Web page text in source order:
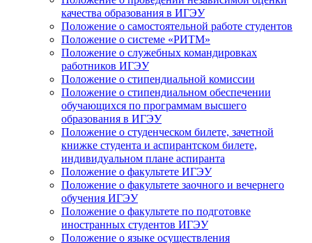
качества образования в ИГЭУ
Положение о самостоятельной работе студентов
Положение о системе «РИТМ»
Положение о служебных командировках
работников ИГЭУ
Положение о стипендиальной комиссии
Положение о стипендиальном обеспечении
обучающихся по программам высшего
образования в ИГЭУ
Положение о студенческом билете, зачетной
книжке студента и аспирантском билете,
индивидуальном плане аспиранта
Положение о факультете ИГЭУ
Положение о факультете заочного и вечернего
обучения ИГЭУ
Положение о факультете по подготовке
иностранных студентов ИГЭУ
Положение о языке осуществления